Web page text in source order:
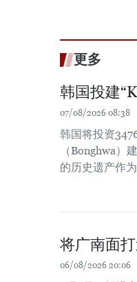
更多
韩国投建
07/08/2026 08:38
韩国将投资
（Bonghwa）
的历史遗产作
将广南面
06/08/2026 20:06